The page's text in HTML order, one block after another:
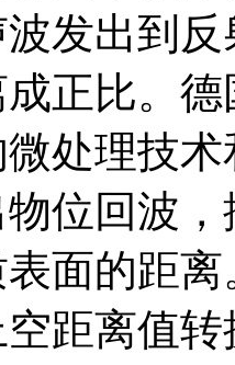
发出到
正比。
处理技
位回波
面的距
距离值